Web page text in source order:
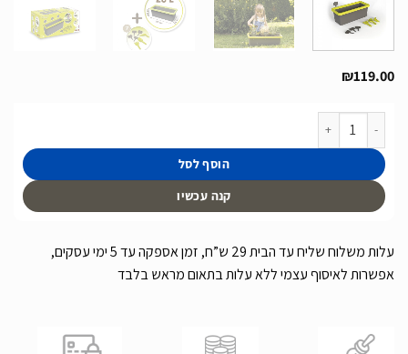
₪119.00
כמות של אדנית שתילה לילדים כולל כלים של חברת Smoby תוצרת צרפת
הוסף לסל
קנה עכשיו
עלות משלוח שליח עד הבית 29 ש”ח, זמן אספקה עד 5 ימי עסקים,
אפשרות לאיסוף עצמי ללא עלות בתאום מראש בלבד